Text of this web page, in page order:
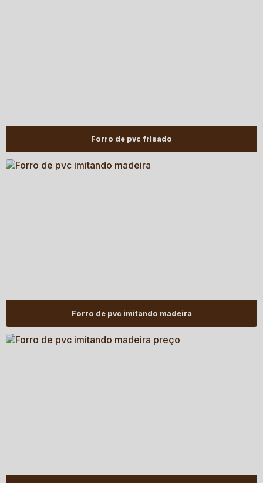
Forro de pvc frisado
Forro de pvc imitando madeira